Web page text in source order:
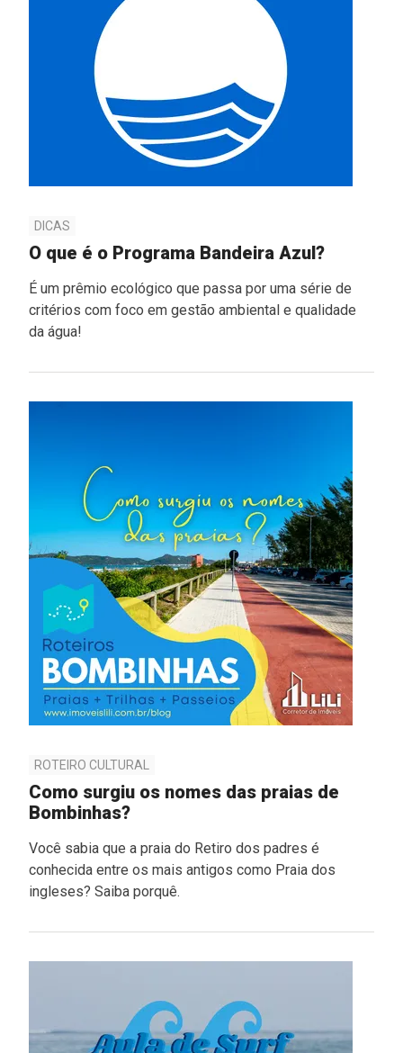
DICAS
O que é o Programa Bandeira Azul?
É um prêmio ecológico que passa por uma série de
critérios com foco em gestão ambiental e qualidade
da água!
ROTEIRO CULTURAL
Como surgiu os nomes das praias de
Bombinhas?
Você sabia que a praia do Retiro dos padres é
conhecida entre os mais antigos como Praia dos
ingleses? Saiba porquê.